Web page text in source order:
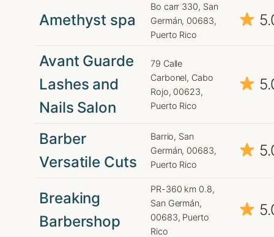
Amethyst spa
Bo carr 330, San
Germán, 00683,
Puerto Rico
Avant Guarde
Lashes and
Nails Salon
79 Calle
Carbonel, Cabo
Rojo, 00623,
Puerto Rico
Barber
Versatile Cuts
Barrio, San
Germán, 00683,
Puerto Rico
Breaking
Barbershop
PR-360 km 0.8,
San Germán,
00683, Puerto
Rico